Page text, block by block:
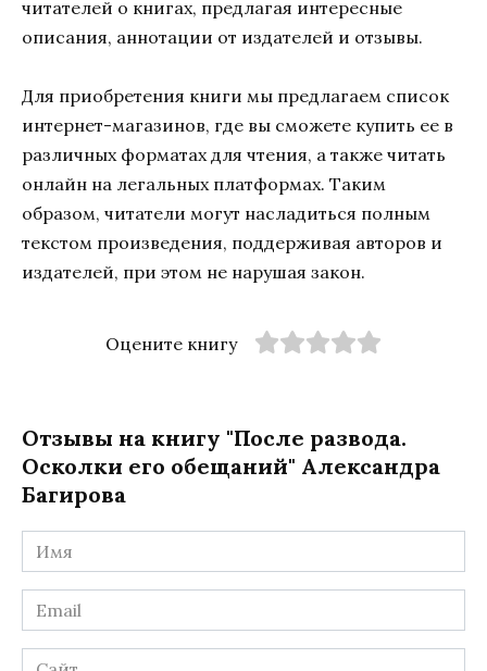
читателей о книгах, предлагая интересные
описания, аннотации от издателей и отзывы.
Для приобретения книги мы предлагаем список
интернет-магазинов, где вы сможете купить ее в
различных форматах для чтения, а также читать
онлайн на легальных платформах. Таким
образом, читатели могут насладиться полным
текстом произведения, поддерживая авторов и
издателей, при этом не нарушая закон.
Оцените книгу
Отзывы на книгу "После развода.
Осколки его обещаний" Александра
Багирова
Имя
*
Email
*
Сайт